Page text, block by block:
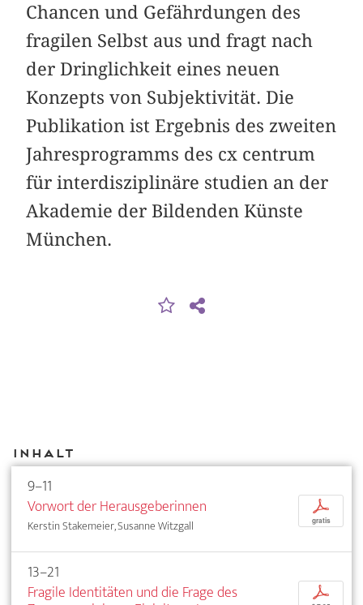
Chancen und Gefährdungen des
fragilen Selbst aus und fragt nach
der Dringlichkeit eines neuen
Konzepts von Subjektivität. Die
Publikation ist Ergebnis des zweiten
Jahresprogramms des cx centrum
für interdisziplinäre studien an der
Akademie der Bildenden Künste
München.
Inhalt
9–11
Vorwort der Herausgeberinnen
Kerstin Stakemeier, Susanne Witzgall
p
gratis
13–21
Fragile Identitäten und die Frage des
p